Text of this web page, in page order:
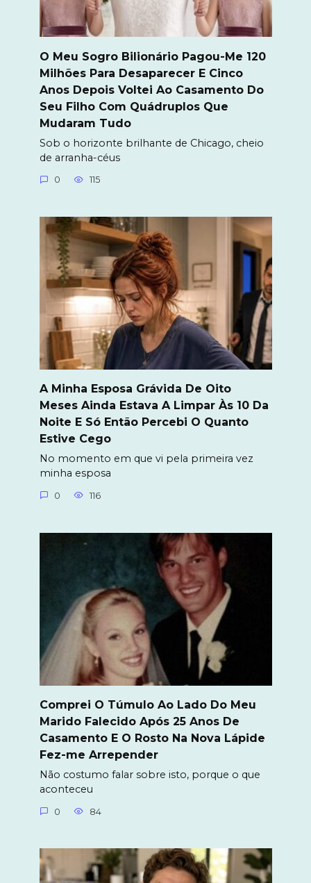
O Meu Sogro Bilionário Pagou-Me 120
Milhões Para Desaparecer E Cinco
Anos Depois Voltei Ao Casamento Do
Seu Filho Com Quádruplos Que
Mudaram Tudo
Sob o horizonte brilhante de Chicago, cheio
de arranha-céus
0 115
A Minha Esposa Grávida De Oito
Meses Ainda Estava A Limpar Às 10 Da
Noite E Só Então Percebi O Quanto
Estive Cego
No momento em que vi pela primeira vez
minha esposa
0 116
Comprei O Túmulo Ao Lado Do Meu
Marido Falecido Após 25 Anos De
Casamento E O Rosto Na Nova Lápide
Fez-me Arrepender
Não costumo falar sobre isto, porque o que
aconteceu
0 84